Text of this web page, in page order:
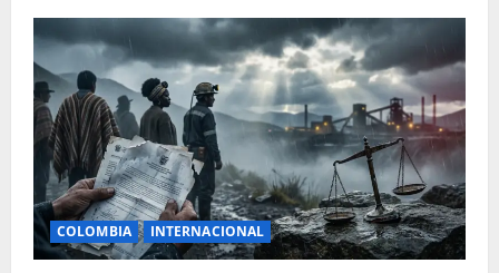
COLOMBIA INTERNACIONAL